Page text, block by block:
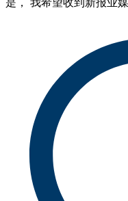
是， 我希望收到新报业